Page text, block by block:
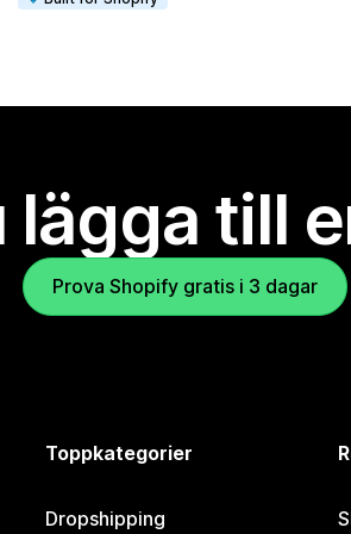
lägga till
Prova Shopify gratis i 3 dagar
Toppkategorier
Dropshipping